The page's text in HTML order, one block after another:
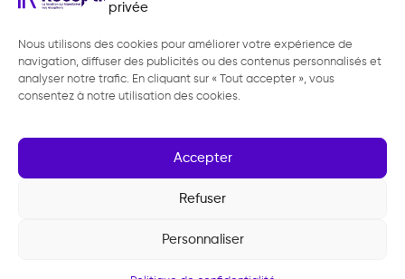
privée
Nous utilisons des cookies pour améliorer votre expérience de
navigation, diffuser des publicités ou des contenus personnalisés et
analyser notre trafic. En cliquant sur « Tout accepter », vous
consentez à notre utilisation des cookies.
Accepter
Refuser
Personnaliser
Compte
Mon compte
Demande de devis
Mentions légales
Politique de
confidentialité
Gestion des cookies